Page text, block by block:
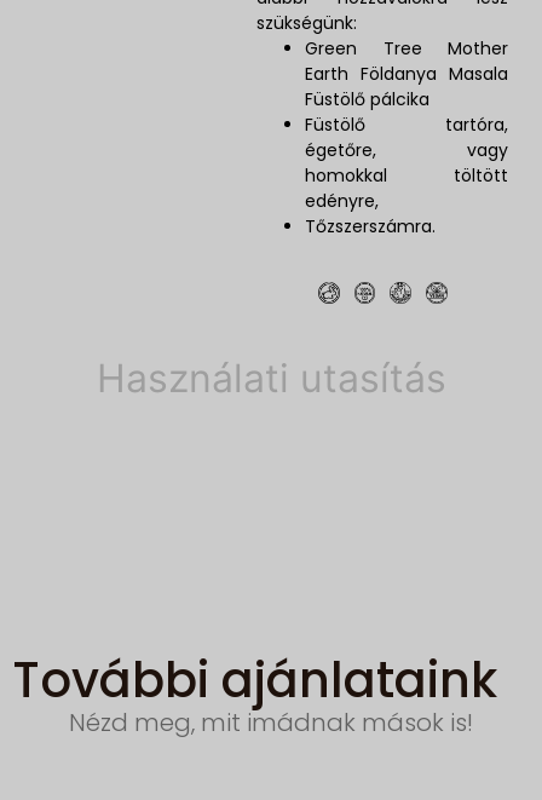
Használati utasítás
szükségünk:
Green Tree Mother
Earth Földanya Masala
Füstölő pálcika
Füstölő tartóra,
égetőre, vagy
homokkal töltött
edényre,
Tőzszerszámra.
További ajánlataink
Nézd meg, mit imádnak mások is!